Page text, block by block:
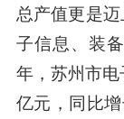
总产值更是
子信息、装
年，苏州市
亿元，同比